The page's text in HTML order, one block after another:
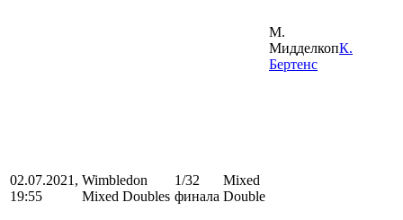
02.07.2021,
19:55
Wimbledon
Mixed Doubles
1/32
финала
Mixed
Double
М.
МидделкопК.
Бертенс